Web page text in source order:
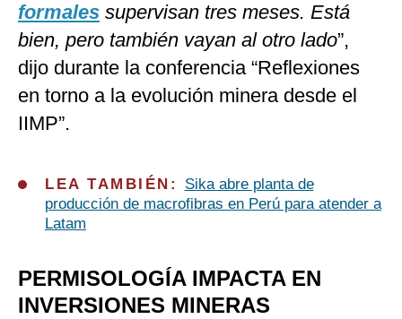
formales supervisan tres meses. Está
bien, pero también vayan al otro lado”,
dijo durante la conferencia “Reflexiones
en torno a la evolución minera desde el
IIMP”.
LEA TAMBIÉN: Sika abre planta de
producción de macrofibras en Perú para atender a
Latam
PERMISOLOGÍA IMPACTA EN
INVERSIONES MINERAS